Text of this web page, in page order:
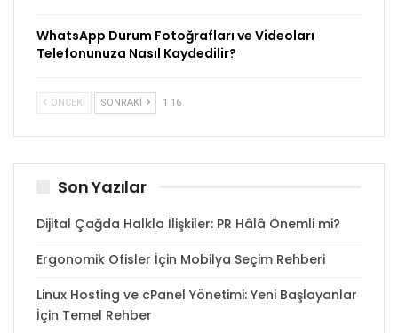
WhatsApp Durum Fotoğrafları ve Videoları
Telefonunuza Nasıl Kaydedilir?
ÖNCEKI SONRAKI 1 16
Son Yazılar
Dijital Çağda Halkla İlişkiler: PR Hâlâ Önemli mi?
Ergonomik Ofisler İçin Mobilya Seçim Rehberi
Linux Hosting ve cPanel Yönetimi: Yeni Başlayanlar
İçin Temel Rehber